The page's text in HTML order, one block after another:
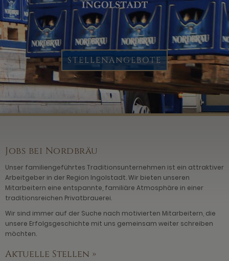
KONTAKT
STELLENANGEBOTE
Jobs bei Nordbräu
Unser familiengeführtes Traditionsunternehmen ist ein attraktiver
Arbeitgeber in der Region Ingolstadt. Wir bieten unseren
Mitarbeitern eine entspannte, familiäre Atmosphäre in einer
traditionsreichen Privatbrauerei.
Wir sind immer auf der Suche nach motivierten Mitarbeitern, die
unsere Erfolgsgeschichte mit uns gemeinsam weiter schreiben
möchten.
Aktuelle Stellen »